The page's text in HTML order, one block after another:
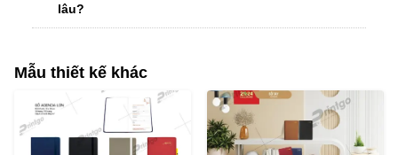
lâu?
Mẫu thiết kế khác